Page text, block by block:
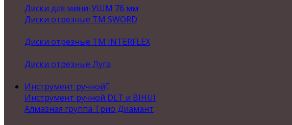
Диски для мини-УШМ 76 мм
Диски отрезные ТМ SWORD
Диски отрезные ТМ INTERFLEX
Диски отрезные Луга
Инструмент ручной
Инструмент ручной DLT и BIHUI
Алмазная группа Трио Диамант